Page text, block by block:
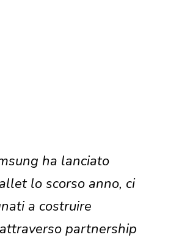
ha lanciato
lo scorso anno, ci
a costruire
partnership